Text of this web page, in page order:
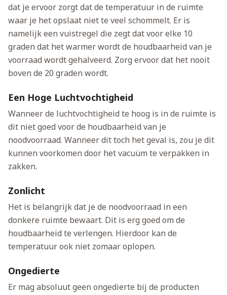
dat je ervoor zorgt dat de temperatuur in de ruimte
waar je het opslaat niet te veel schommelt. Er is
namelijk een vuistregel die zegt dat voor elke 10
graden dat het warmer wordt de houdbaarheid van je
voorraad wordt gehalveerd. Zorg ervoor dat het nooit
boven de 20 graden wordt.
Een Hoge Luchtvochtigheid
Wanneer de luchtvochtigheid te hoog is in de ruimte is
dit niet goed voor de houdbaarheid van je
noodvoorraad. Wanneer dit toch het geval is, zou je dit
kunnen voorkomen door het vacuüm te verpakken in
zakken.
Zonlicht
Het is belangrijk dat je de noodvoorraad in een
donkere ruimte bewaart. Dit is erg goed om de
houdbaarheid te verlengen. Hierdoor kan de
temperatuur ook niet zomaar oplopen.
Ongedierte
Er mag absoluut geen ongedierte bij de producten